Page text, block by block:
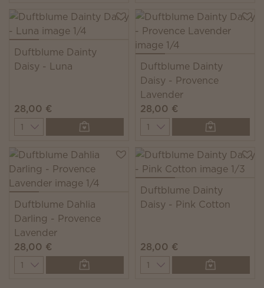
Duftblume Dainty
Daisy - Luna
28,00 €
Quantity
Duftblume Dainty
Daisy - Provence
Lavender
28,00 €
Quantity
Duftblume Dahlia
Darling - Provence
Lavender
28,00 €
Quantity
Duftblume Dainty
Daisy - Pink Cotton
28,00 €
Quantity